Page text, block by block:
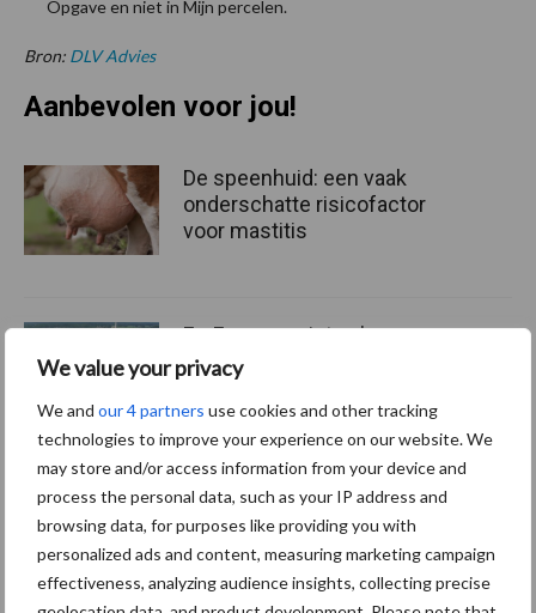
We value your privacy
We and our 4 partners use cookies and other tracking
technologies to improve your experience on our website. We
may store and/or access information from your device and
process the personal data, such as your IP address and
browsing data, for purposes like providing you with
personalized ads and content, measuring marketing campaign
effectiveness, analyzing audience insights, collecting precise
Opgave en niet in Mijn percelen.
Bron: DLV Advies
Aanbevolen voor jou!
De speenhuid: een vaak
onderschatte risicofactor
voor mastitis
ForFarmers ziet volume en
marktaandeel groeien in
krimpende Nederlandse
markt
Tien praktische tips voor
een langere levensduur